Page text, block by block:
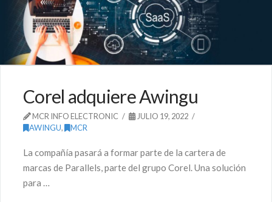
Corel adquiere Awingu
MCR INFO ELECTRONIC
JULIO 19, 2022
AWINGU, MCR
La compañía pasará a formar parte de la cartera de
marcas de Parallels, parte del grupo Corel. Una solución
para …